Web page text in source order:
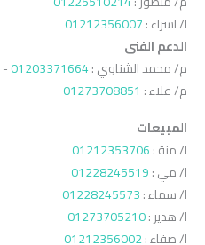
ا/ اسراء :01212356007
الدعم الفنى
م/ محمد الشناوي :01203371664
-
م/ علاء : 01273708851
المبيعات
ا/ منة :01212353706
ا/ مي :01228245519
ا/ سماء :01228245573
ا/ هدير :01273705210
ا/ صفاء :01212356002